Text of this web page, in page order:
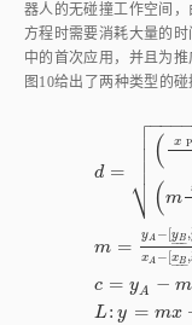
器人的无碰撞工作空间
方程时需要消耗大量的
中的首次应用，并且为
图10给出了两种类型的碰
d = ( x P
(m
−−−

⎷



m =
yA −[yB
––
–
,
xA −[xB
––
–
,
c = y A − m
L: y = mx
m P